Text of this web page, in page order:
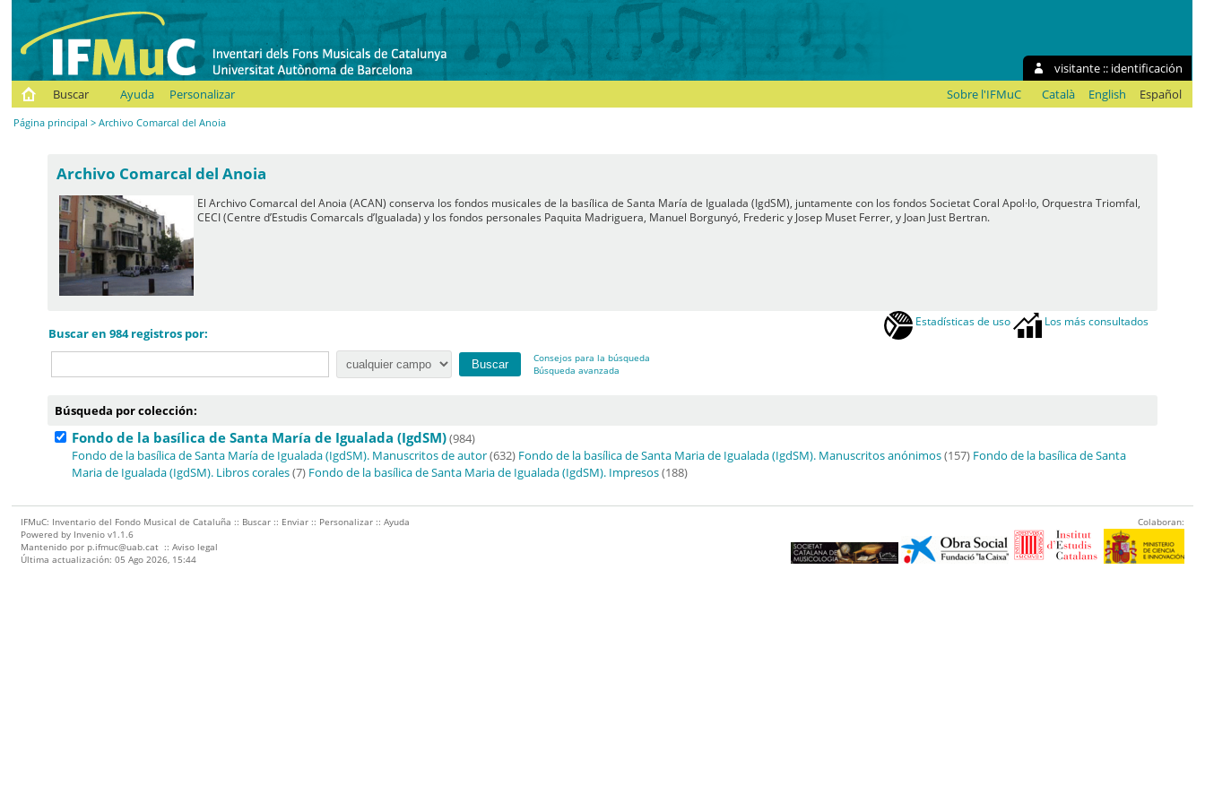
visitante :: identificación
Buscar
Ayuda Personalizar Sobre l'IFMuC Català English Español
Página principal > Archivo Comarcal del Anoia
Archivo Comarcal del Anoia
El Archivo Comarcal del Anoia (ACAN) conserva los fondos musicales de la basílica de Santa María de Igualada (IgdSM), juntamente con los fondos Societat Coral Apol·lo, Orquestra Triomfal,
CECI (Centre d’Estudis Comarcals d’Igualada) y los fondos personales Paquita Madriguera, Manuel Borgunyó, Frederic y Josep Muset Ferrer, y Joan Just Bertran.
Estadísticas de uso Los más consultados
Buscar en 984 registros por:
Consejos para la búsqueda
Búsqueda avanzada
Búsqueda por colección:
Fondo de la basílica de Santa María de Igualada (IgdSM)(984)
Fondo de la basílica de Santa María de Igualada (IgdSM). Manuscritos de autor(632) Fondo de la basílica de Santa Maria de Igualada (IgdSM). Manuscritos anónimos(157) Fondo de la basílica de Santa
Maria de Igualada (IgdSM). Libros corales(7) Fondo de la basílica de Santa Maria de Igualada (IgdSM). Impresos(188)
IFMuC: Inventario del Fondo Musical de Cataluña :: Buscar :: Enviar :: Personalizar ::Ayuda
Powered by Invenio v1.1.6
Mantenido por p.ifmuc@uab.cat ::Aviso legal
Última actualización: 05 Ago 2026, 15:44
Colaboran: